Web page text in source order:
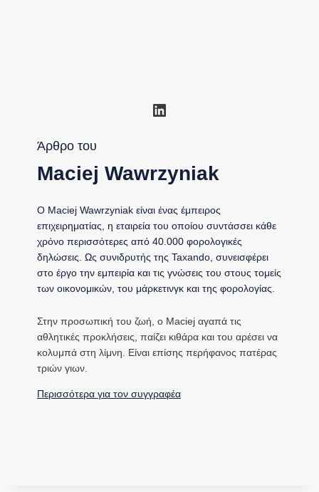
Linkedin
Άρθρο του
Maciej Wawrzyniak
Ο Maciej Wawrzyniak είναι ένας έμπειρος
επιχειρηματίας, η εταιρεία του οποίου συντάσσει κάθε
χρόνο περισσότερες από 40.000 φορολογικές
δηλώσεις. Ως συνιδρυτής της Taxando, συνεισφέρει
στο έργο την εμπειρία και τις γνώσεις του στους τομείς
των οικονομικών, του μάρκετινγκ και της φορολογίας.
Στην προσωπική του ζωή, ο Maciej αγαπά τις
αθλητικές προκλήσεις, παίζει κιθάρα και του αρέσει να
κολυμπά στη λίμνη. Είναι επίσης περήφανος πατέρας
τριών γιων.
Περισσότερα για τον συγγραφέα